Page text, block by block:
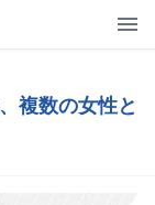
複数の女性と